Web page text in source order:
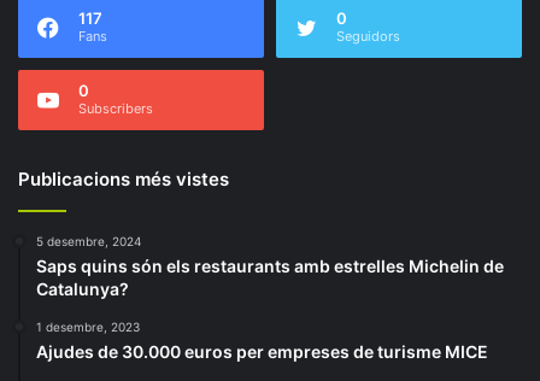
117
Fans
0
Seguidors
0
Subscribers
Publicacions més vistes
5 desembre, 2024
Saps quins són els restaurants amb estrelles Michelin de
Catalunya?
1 desembre, 2023
Ajudes de 30.000 euros per empreses de turisme MICE